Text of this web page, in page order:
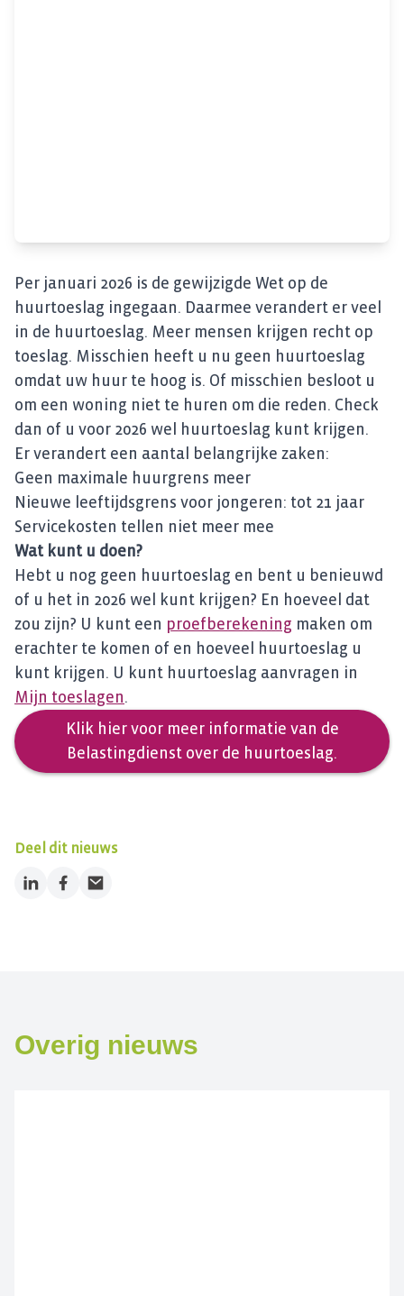
Per januari 2026 is de gewijzigde Wet op de
huurtoeslag ingegaan. Daarmee verandert er veel
in de huurtoeslag. Meer mensen krijgen recht op
toeslag. Misschien heeft u nu geen huurtoeslag
omdat uw huur te hoog is. Of misschien besloot u
om een woning niet te huren om die reden. Check
dan of u voor 2026 wel huurtoeslag kunt krijgen.
Er verandert een aantal belangrijke zaken:
Geen maximale huurgrens meer
Nieuwe leeftijdsgrens voor jongeren: tot 21 jaar
Servicekosten tellen niet meer mee
Wat kunt u doen?
Hebt u nog geen huurtoeslag en bent u benieuwd
of u het in 2026 wel kunt krijgen? En hoeveel dat
zou zijn? U kunt een proefberekening maken om
erachter te komen of en hoeveel huurtoeslag u
kunt krijgen. U kunt huurtoeslag aanvragen in
Mijn toeslagen.
Klik hier voor meer informatie van de
Belastingdienst over de huurtoeslag.
Deel dit nieuws
LinkedInFacebook
Email
Overig nieuws